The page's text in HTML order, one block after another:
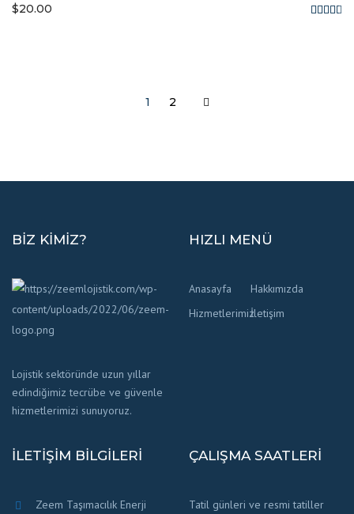
$20.00
1 2
BIZ KIMIZ?
Lojistik sektöründe uzun yıllar
edindiğimiz tecrübe ve güvenle
hizmetlerimizi sunuyoruz.
HIZLI MENÜ
Anasayfa
Hakkımızda
Hizmetlerimizİletişim
İLETIŞIM BILGILERI
Zeem Taşımacılık Enerji
ÇALIŞMA SAATLERI
Tatil günleri ve resmi tatiller